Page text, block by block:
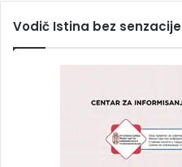
Vodič Istina bez senzacije